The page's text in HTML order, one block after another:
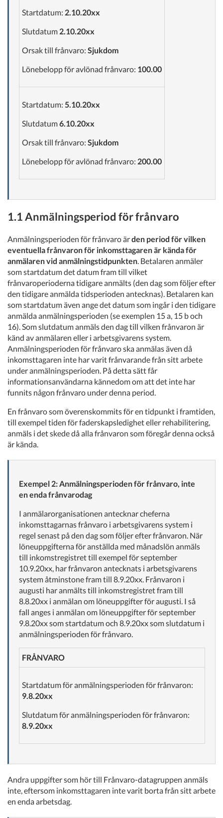
Startdatum: 2.10.20xx
Slutdatum 2.10.20xx
Orsak till frånvaro: Sjukdom
Lönebelopp för avlönad frånvaro: 100.00
Startdatum: 5.10.20xx
Slutdatum6.10.20xx
Orsak till frånvaro: Sjukdom
Lönebelopp för avlönad frånvaro: 200.00
1.1 Anmälningsperiod för frånvaro
Anmälningsperioden för frånvaro ärden period för vilken
eventuella frånvaron för inkomsttagaren är kända för
anmälaren vid anmälningstidpunkten. Betalaren anmäler
som startdatum det datum fram till vilket
frånvaroperioderna tidigare anmälts (den dag som följer efter
den tidigare anmälda tidsperioden antecknas). Betalaren kan
som startdatum även ange det datum som ingår i den tidigare
anmälda anmälningsperioden (se exemplen 15 a, 15 b och
16). Som slutdatum anmäls den dag till vilken frånvaron är
känd av anmälaren eller i arbetsgivarens system.
Anmälningsperioden för frånvaro ska anmälas även då
inkomsttagaren inte har varit frånvarande från sitt arbete
under anmälningsperioden. På detta sätt får
informationsanvändarna kännedom om att det inte har
funnits någon frånvaro under denna period.
En frånvaro som överenskommits för en tidpunkt i framtiden,
till exempel tiden för faderskapsledighet eller rehabilitering,
anmäls i det skede då alla frånvaron som föregår denna också
är kända.
Exempel 2: Anmälningsperioden för frånvaro, inte
en enda frånvarodag
I anmälarorganisationen antecknar cheferna
inkomsttagarnas frånvaro i arbetsgivarens system i
regel senast på den dag som följer efter frånvaron. När
löneuppgifterna för anställda med månadslön anmäls
till inkomstregistret till exempel för september
10.9.20xx, har frånvaron antecknats i arbetsgivarens
system åtminstone fram till 8.9.20xx. Frånvaron i
augusti har anmälts till inkomstregistret fram till
8.8.20xx i anmälan om löneuppgifter för augusti. I så
fall anges i anmälan om löneuppgifter för september
9.8.20xx som startdatum och 8.9.20xx som slutdatum i
anmälningsperioden för frånvaro.
FRÅNVARO
Startdatum för anmälningsperioden för frånvaron:
9.8.20xx
Slutdatum för anmälningsperioden för frånvaron:
8.9.20xx
Andra uppgifter som hör till Frånvaro-datagruppen anmäls
inte, eftersom inkomsttagaren inte varit borta från sitt arbete
en enda arbetsdag.